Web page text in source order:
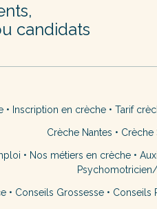
candidats
• Inscription en crèche • Tarif
Crèche Nantes • Crèche
• Nos métiers en crèche•
• Conseils Grossesse • Conseils